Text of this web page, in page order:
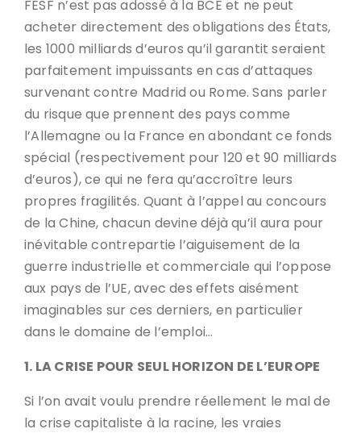
FESF n’est pas adossé à la BCE et ne peut
acheter directement des obligations des États,
les 1000 milliards d’euros qu’il garantit seraient
parfaitement impuissants en cas d’attaques
survenant contre Madrid ou Rome. Sans parler
du risque que prennent des pays comme
l’Allemagne ou la France en abondant ce fonds
spécial (respectivement pour 120 et 90 milliards
d’euros), ce qui ne fera qu’accroître leurs
propres fragilités. Quant à l’appel au concours
de la Chine, chacun devine déjà qu’il aura pour
inévitable contrepartie l’aiguisement de la
guerre industrielle et commerciale qui l’oppose
aux pays de l’UE, avec des effets aisément
imaginables sur ces derniers, en particulier
dans le domaine de l’emploi…
1. LA CRISE POUR SEUL HORIZON DE L’EUROPE
Si l’on avait voulu prendre réellement le mal de
la crise capitaliste à la racine, les vraies